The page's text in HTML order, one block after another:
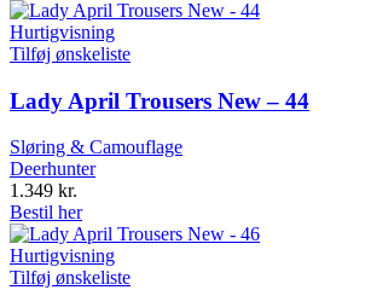
Hurtigvisning
Tilføj ønskeliste
Lady April Trousers New – 44
Sløring & Camouflage
Deerhunter
1.349 kr.
Bestil her
Hurtigvisning
Tilføj ønskeliste